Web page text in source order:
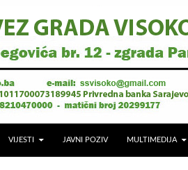
VIJESTI JAVNI POZIV MULTIMEDIJA